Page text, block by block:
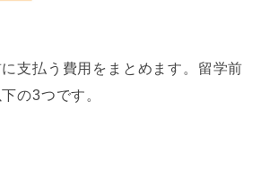
支払う費用をまとめます。留学前
の3つです。